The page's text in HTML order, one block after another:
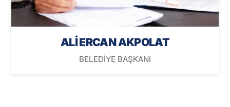
ALİ ERCAN AKPOLAT
BELEDİYE BAŞKANI